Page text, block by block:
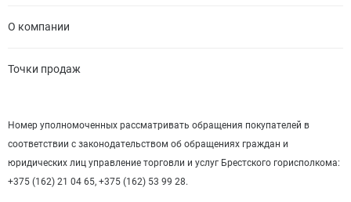
О компании
Точки продаж
Номер уполномоченных рассматривать обращения покупателей в
соответствии с законодательством об обращениях граждан и
юридических лиц управление торговли и услуг Брестского горисполкома:
+375 (162) 21 04 65, +375 (162) 53 99 28.